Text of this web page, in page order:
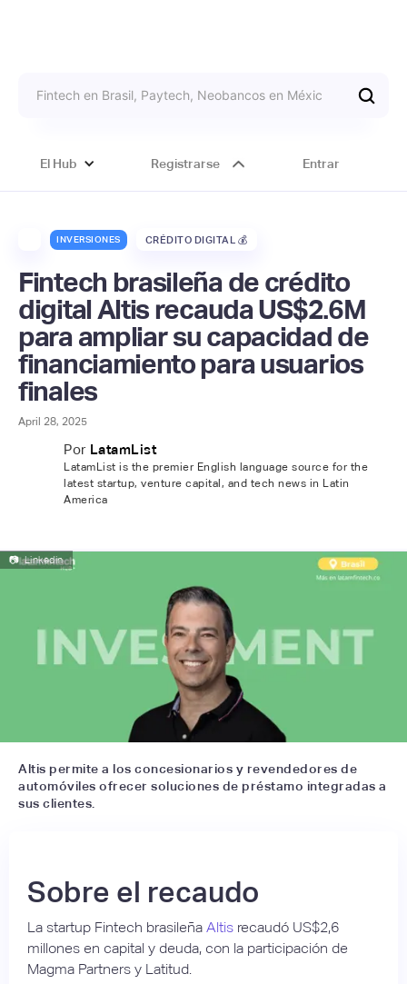
El Hub Registrarse Entrar
INVERSIONES CRÉDITO DIGITAL 💰
Fintech brasileña de crédito
digital Altis recauda US$2.6M
para ampliar su capacidad de
financiamiento para usuarios
finales
April 28, 2025
Por LatamList
LatamList is the premier English language source for the
latest startup, venture capital, and tech news in Latin
America
📷 Linkedin
Altis permite a los concesionarios y revendedores de
automóviles ofrecer soluciones de préstamo integradas a
sus clientes.
Sobre el recaudo
La startup Fintech brasileña Altis recaudó US$2,6
millones en capital y deuda, con la participación de
Magma Partners y Latitud.